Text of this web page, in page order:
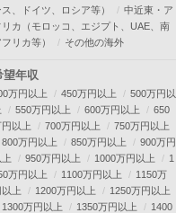
ス、ドイツ、ロシア等）
中近東・ア
リカ（モロッコ、エジプト、UAE、南
フリカ等）
その他の海外
望年収
万円以上 450万円以上
500万円以
550万円以上 600万円以上
650
円以上
700万円以上
750万円以上
800万円以上
850万円以上
900万円
上
950万円以上 1000万円以上
1
万円以上
1100万円以上
1150万
以上
1200万円以上
1250万円以上
1300万円以上
1350万円以上
1400